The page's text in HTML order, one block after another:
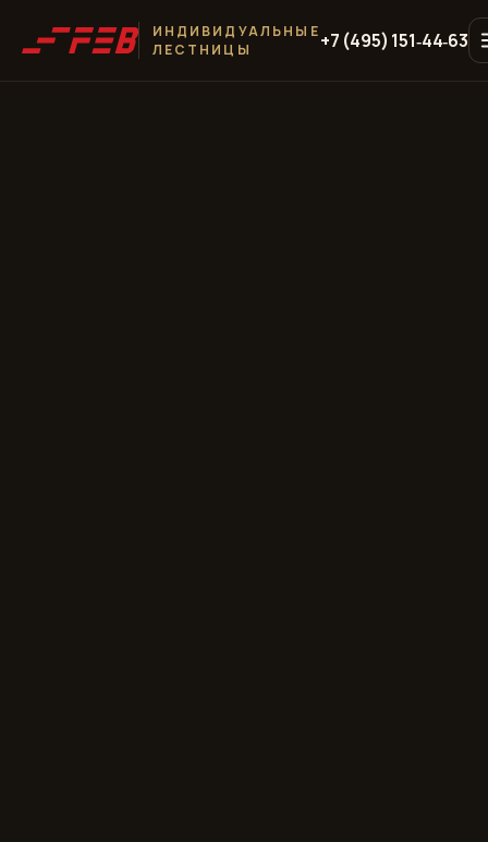
ИНДИВИДУАЛЬНЫЕ
ЛЕСТНИЦЫ
+7 (495) 151‑44‑63